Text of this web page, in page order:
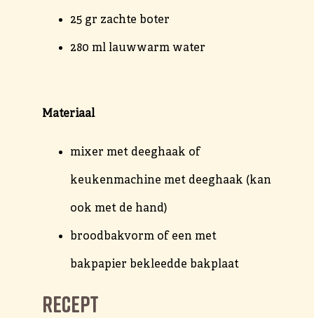
25 gr zachte boter
280 ml lauwwarm water
Materiaal
mixer met deeghaak of
keukenmachine met deeghaak (kan
ook met de hand)
broodbakvorm of een met
bakpapier bekleedde bakplaat
REcept